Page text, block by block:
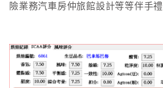
險業務汽車房仲旅館設計等等伴手禮